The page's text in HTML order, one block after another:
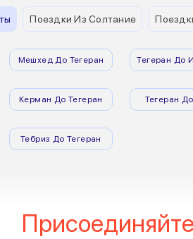
Поездки Из Солтание
Мешхед До Тегеран Тегеран До
Керман До Тегеран Тегеран
Тебриз До Тегеран